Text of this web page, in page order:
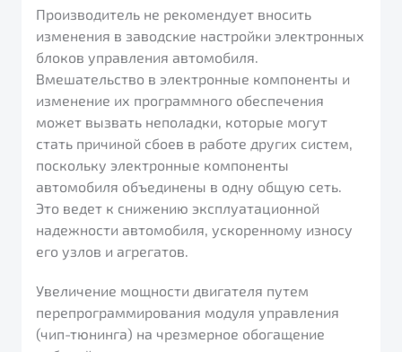
Производитель не рекомендует вносить
изменения в заводские настройки электронных
блоков управления автомобиля.
Вмешательство в электронные компоненты и
изменение их программного обеспечения
может вызвать неполадки, которые могут
стать причиной сбоев в работе других систем,
поскольку электронные компоненты
автомобиля объединены в одну общую сеть.
Это ведет к снижению эксплуатационной
надежности автомобиля, ускоренному износу
его узлов и агрегатов.
Увеличение мощности двигателя путем
перепрограммирования модуля управления
(чип-тюнинга) на чрезмерное обогащение